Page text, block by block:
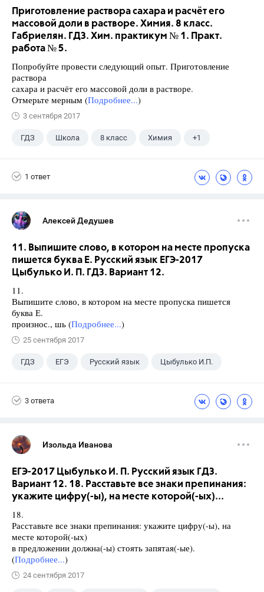
Приготовление раствора сахара и расчёт его
массовой доли в растворе. Химия. 8 класс.
Габриелян. ГДЗ. Хим. практикум № 1. Практ.
работа № 5.
Попробуйте провести следующий опыт. Приготовление
раствора
сахара и расчёт его массовой доли в растворе.
Отмерьте мерным (Подробнее...)
3 сентября 2017
ГДЗ Школа 8 класс Химия +1
1 ответ
Алексей Дедушев
11. Выпишите слово, в котором на месте пропуска
пишется буква Е. Русский язык ЕГЭ-2017
Цыбулько И. П. ГДЗ. Вариант 12.
11.
Выпишите слово, в котором на месте пропуска пишется
буква Е.
произнос., шь (Подробнее...)
25 сентября 2017
ГДЗ ЕГЭ Русский язык Цыбулько И.П.
3 ответа
Изольда Иванова
ЕГЭ-2017 Цыбулько И. П. Русский язык ГДЗ.
Вариант 12. 18. Расставьте все знаки препинания:
укажите цифру(-ы), на месте которой(-ых)...
18.
Расставьте все знаки препинания: укажите цифру(-ы), на
месте которой(-ых)
в предложении должна(-ы) стоять запятая(-ые).
(Подробнее...)
24 сентября 2017